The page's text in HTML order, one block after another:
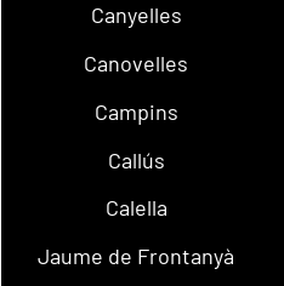
Canyelles
Canovelles
Campins
Callús
Calella
Jaume de Frontanyà